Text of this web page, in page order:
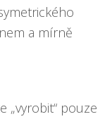
a mírně
„vyrobit“ pouze